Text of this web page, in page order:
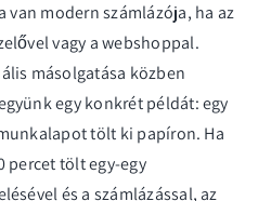
modern számlázója, ha az
vagy a webshoppal.
másolgatása közben
egy konkrét példát: egy
tölt ki papíron. Ha
percet tölt egy-egy
és a számlázással, az